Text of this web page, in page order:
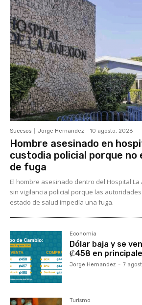
Sucesos Jorge Hernandez - 10 agosto, 2026
Hombre asesinado en
custodia policial porque no
de fuga
El hombre asesinado dentro del Hospital
sin vigilancia policial porque las
estado de salud impedía una fuga.
Economía
Dólar baja y se
₡458 en
Jorge Hernandez - 7
Turismo